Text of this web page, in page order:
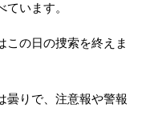
います。
この日の捜索を終えま
曇りで、注意報や警報